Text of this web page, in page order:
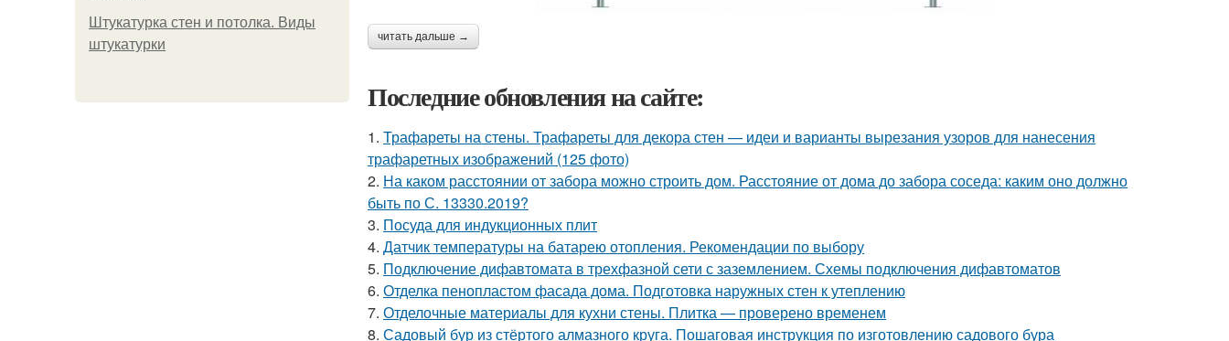
Штукатурка стен и потолка. Виды
штукатурки
читать дальше →
Последние обновления на сайте:
1. Трафареты на стены. Трафареты для декора стен — идеи и варианты вырезания узоров для нанесения
трафаретных изображений (125 фото)
2. На каком расстоянии от забора можно строить дом. Расстояние от дома до забора соседа: каким оно должно
быть по С. 13330.2019?
3. Посуда для индукционных плит
4. Датчик температуры на батарею отопления. Рекомендации по выбору
5. Подключение дифавтомата в трехфазной сети с заземлением. Схемы подключения дифавтоматов
6. Отделка пенопластом фасада дома. Подготовка наружных стен к утеплению
7. Отделочные материалы для кухни стены. Плитка — проверено временем
8. Садовый бур из стёртого алмазного круга. Пошаговая инструкция по изготовлению садового бура